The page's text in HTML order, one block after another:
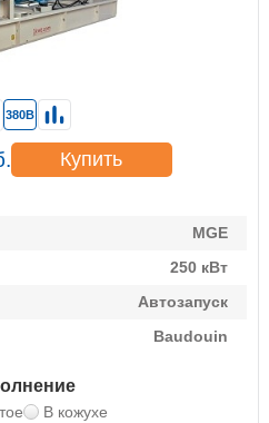
MGE
250 кВт
Автозапуск
Baudouin
В кожухе
380В
Купить